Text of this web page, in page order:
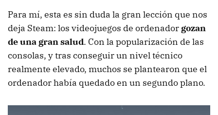
Para mí, esta es sin duda la gran lección que nos
deja Steam: los videojuegos de ordenador gozan
de una gran salud. Con la popularización de las
consolas, y tras conseguir un nivel técnico
realmente elevado, muchos se plantearon que el
ordenador había quedado en un segundo plano.